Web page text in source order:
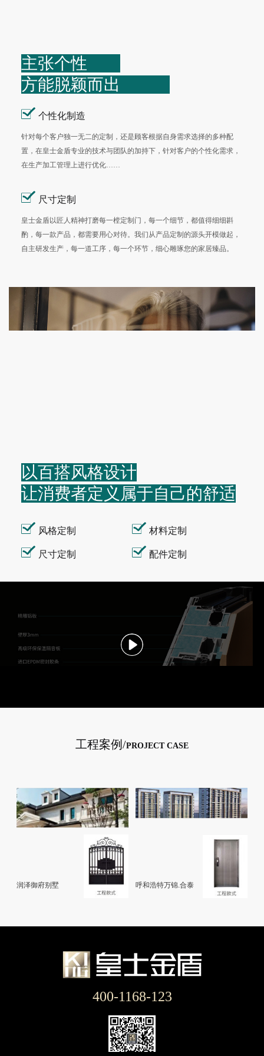
主张个性
方能脱颖而出
个性化制造
针对每个客户独一无二的定制，还是顾客根据自身需求选择的多种配
置，在皇士金盾专业的技术与团队的加持下，针对客户的个性化需求，
在生产加工管理上进行优化……
尺寸定制
皇士金盾以匠人精神打磨每一樘定制门，每一个细节，都值得细细斟
酌，每一款产品，都需要用心对待。我们从产品定制的源头开模做起，
自主研发生产，每一道工序，每一个环节，细心雕琢您的家居臻品。
以百搭风格设计
让消费者定义属于自己的舒适
风格定制 材料定制
尺寸定制 配件定制
工程案例/PROJECT CASE
润泽御府别墅 呼和浩特万锦.合泰
400-1168-123